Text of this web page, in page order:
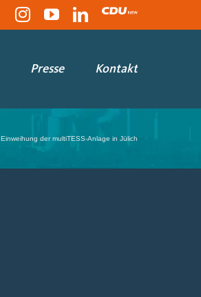
Facebook
Instagram
YouTubeLinkedIn
CDU
Presse Kontakt
Einweihung der multiTESS-Anlage in Jülich